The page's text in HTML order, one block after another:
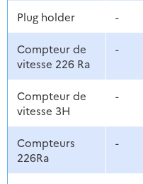
Plug holder -
Compteur de
vitesse 226 Ra
-
Compteur de
vitesse 3H
-
Compteurs
226Ra
-